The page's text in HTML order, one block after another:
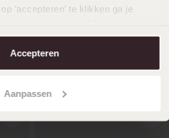
‘accepteren’ te klikken ga je
over in onscookiebeleid.
Accepteren
Aanpassen
499